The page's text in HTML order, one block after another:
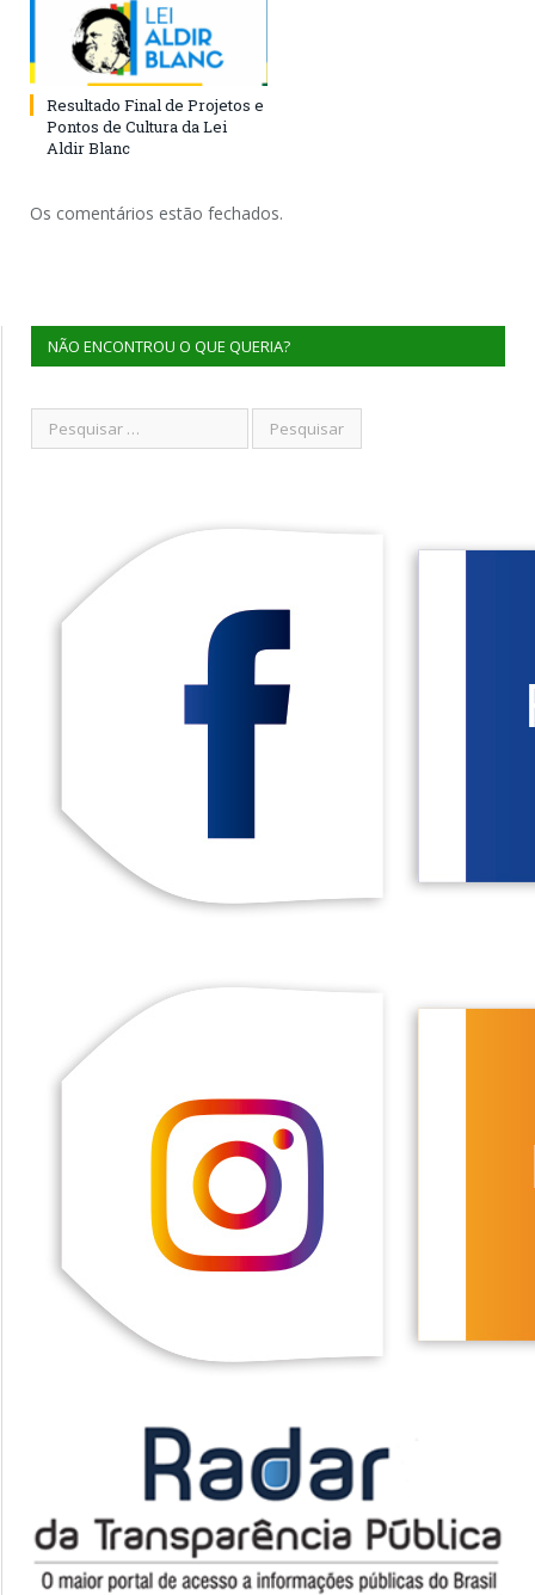
Resultado Final de Projetos e
Pontos de Cultura da Lei
Aldir Blanc
Os comentários estão fechados.
NÃO ENCONTROU O QUE QUERIA?